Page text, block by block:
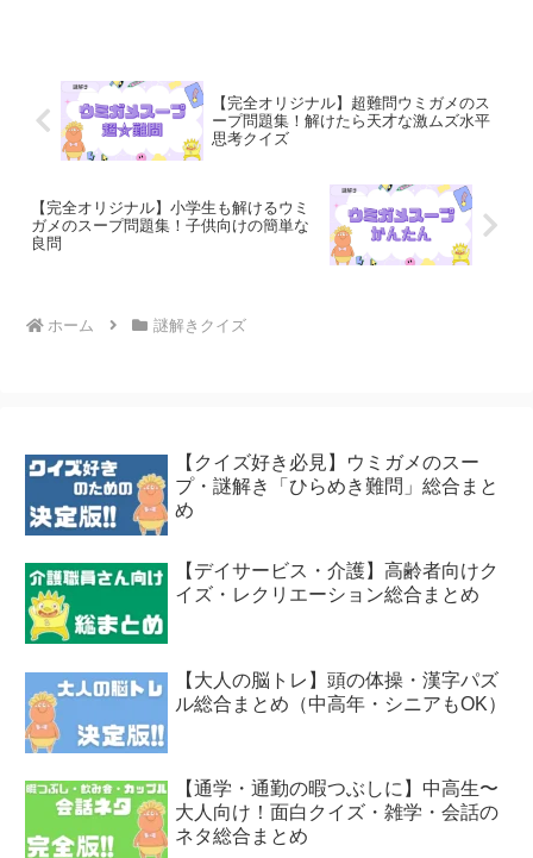
【完全オリジナル】超難問ウミガメのス
ープ問題集！解けたら天才な激ムズ水平
思考クイズ
【完全オリジナル】小学生も解けるウミ
ガメのスープ問題集！子供向けの簡単な
良問
ホーム 謎解きクイズ
【クイズ好き必見】ウミガメのスー
プ・謎解き「ひらめき難問」総合まと
め
【デイサービス・介護】高齢者向けク
イズ・レクリエーション総合まとめ
【大人の脳トレ】頭の体操・漢字パズ
ル総合まとめ（中高年・シニアもOK）
【通学・通勤の暇つぶしに】中高生〜
大人向け！面白クイズ・雑学・会話の
ネタ総合まとめ